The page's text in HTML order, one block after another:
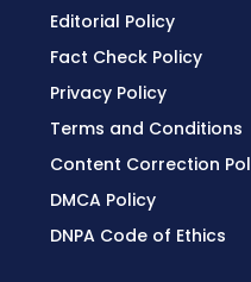
Editorial Policy
Fact Check Policy
Privacy Policy
Terms and Conditions
Content Correction
DMCA Policy
DNPA Code of Ethics